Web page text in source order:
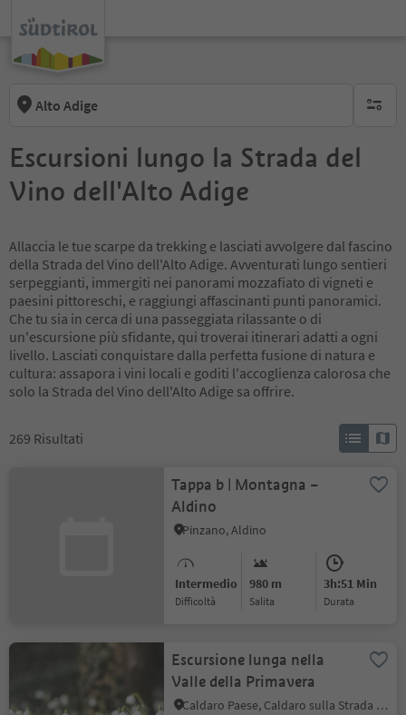
Alto Adige
Escursioni lungo la Strada del
Vino dell'Alto Adige
Allaccia le tue scarpe da trekking e lasciati avvolgere dal fascino
della Strada del Vino dell'Alto Adige. Avventurati lungo sentieri
serpeggianti, immergiti nei panorami mozzafiato di vigneti e
paesini pittoreschi, e raggiungi affascinanti punti panoramici.
Che tu sia in cerca di una passeggiata rilassante o di
un'escursione più sfidante, qui troverai itinerari adatti a ogni
livello. Lasciati conquistare dalla perfetta fusione di natura e
cultura: assapora i vini locali e goditi l'accoglienza calorosa che
solo la Strada del Vino dell'Alto Adige sa offrire.
269 Risultati
Tappa b | Montagna –
Aldino
Pinzano, Aldino
Intermedio
Difficoltà
980 m
Salita
3h:51 Min
durata
Escursione lunga nella
Valle della Primavera
Caldaro Paese, Caldaro sulla Strada del Vino, Strada del Vino